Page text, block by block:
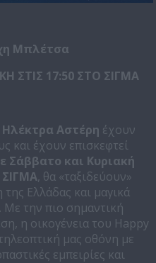
Μπλέτσα
ΣΤΙΣ 17:50 ΣΤΟ ΣΙΓΜΑ
Αστέρη έχουν
και έχουν επισκεφτεί
Σάββατο και Κυριακή
ΣΙΓΜΑ, θα «ταξιδεύουν»
Ελλάδας και μαγικά
Με την πιο σημαντική
η οικογένεια του Happy
μας οθόνη με
εμπειρίες και